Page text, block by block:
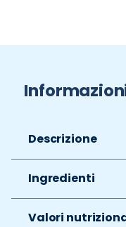
Descrizione
Ingredienti
Valori